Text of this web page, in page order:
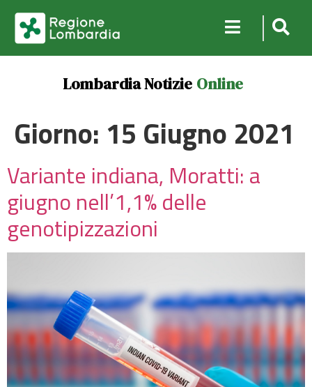
Lombardia Notizie Online
Giorno: 15 Giugno 2021
Variante indiana, Moratti: a
giugno nell’1,1% delle
genotipizzazioni